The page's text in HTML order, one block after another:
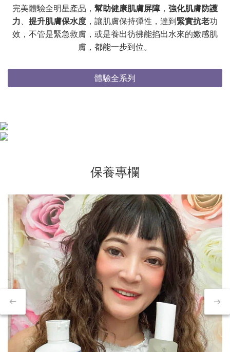
完美體驗全明星產品， 幫助健康肌膚屏障 ， 強化肌膚防護
力、 提升肌膚保水度 ，讓肌膚保持彈性，達到緊實抗老功
效，不管是緊急救膚，或是養出彷彿能掐出水來的嫩感肌
膚，都能一步到位。
體驗全系列
保養專欄